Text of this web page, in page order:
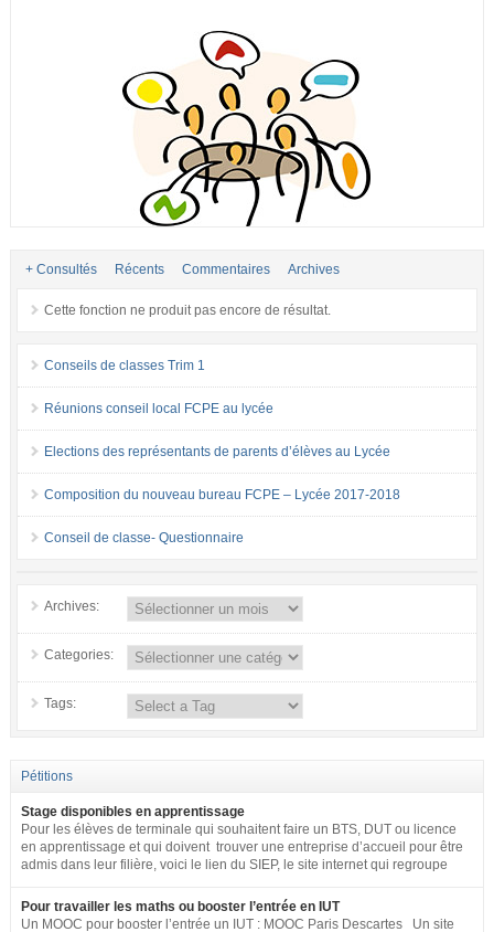
+ Consultés Récents Commentaires Archives
Cette fonction ne produit pas encore de résultat.
Conseils de classes Trim 1
Réunions conseil local FCPE au lycée
Elections des représentants de parents d’élèves au Lycée
Composition du nouveau bureau FCPE – Lycée 2017-2018
Conseil de classe- Questionnaire
Archives:
Categories:
Tags:
Pétitions
Stage disponibles en apprentissage
Pour les élèves de terminale qui souhaitent faire un BTS, DUT ou licence
en apprentissage et qui doivent trouver une entreprise d’accueil pour être
admis dans leur filière, voici le lien du SIEP, le site internet qui regroupe
pour toute la fonction publique + SNCF. http://www.fonction-
publique.gouv.fr/biep/bienvenue-sur-la-bourse-interministerielle-de-
Pour travailler les maths ou booster l’entrée en IUT
Un MOOC pour booster l’entrée un IUT : MOOC Paris Descartes Un site